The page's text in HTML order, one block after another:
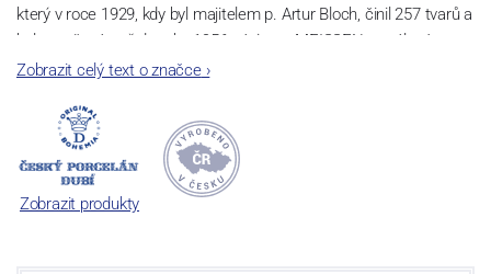
který v roce 1929, kdy byl majitelem p. Artur Bloch, činil 257 tvarů a
byl označován až do roku 1956 nápisem MEISSEN v oválovém
rámečku.
Dnes, kdy čtete tento úvod, nese firma název
počet jeho dílů v cibulovém provedení je 850 tvarů. Tyto výrobky
jsou garantovány Asociací sklářského a keramického průmyslu
České republiky jako „
Český výrobek
Zobrazit celý text o značce›
Zobrazit produkty